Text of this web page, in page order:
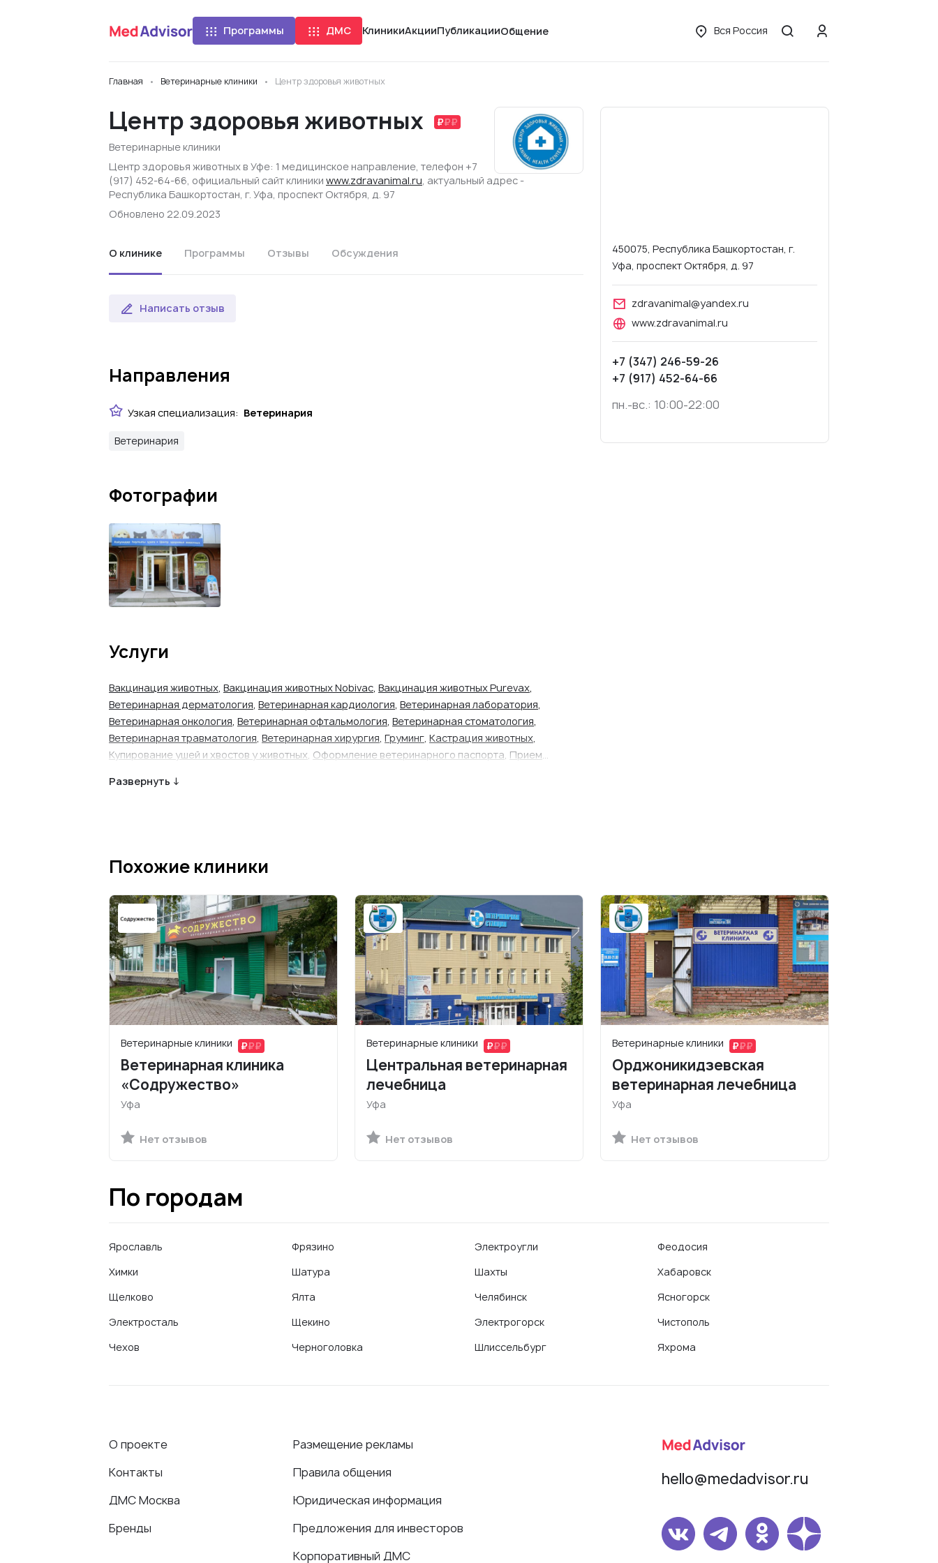
Программы ДМС КлиникиАкцииПубликацииОбщение Вся Россия
Главная Ветеринарные клиники Центр здоровья животных
Центр здоровья животных
Ветеринарные клиники
Центр здоровья животных в Уфе: 1 медицинское направление, телефон +7
(917) 452-64-66, официальный сайт клиники www.zdravanimal.ru, актуальный адрес -
Республика Башкортостан, г. Уфа, проспект Октября, д. 97
Обновлено 22.09.2023
О клинике Программы Отзывы Обсуждения
Написать отзыв
Направления
Узкая специализация: Ветеринария
Ветеринария
Фотографии
Услуги
Вакцинация животных, Вакцинация животных Nobivac, Вакцинация животных Purevax,
Ветеринарная дерматология, Ветеринарная кардиология, Ветеринарная лаборатория,
Ветеринарная онкология, Ветеринарная офтальмология, Ветеринарная стоматология,
Ветеринарная травматология, Ветеринарная хирургия, Груминг, Кастрация животных,
Купирование ушей и хвостов у животных, Оформление ветеринарного паспорта, Прием
животных, УЗИ животных
Развернуть ↓
450075, Республика Башкортостан, г.
Уфа, проспект Октября, д. 97
zdravanimal@yandex.ru
www.zdravanimal.ru
+7 (347) 246-59-26
+7 (917) 452-64-66
пн.-вс.: 10:00-22:00
Похожие клиники
Ветеринарные клиники
Ветеринарная клиника
«Содружество»
Уфа
Нет отзывов
Ветеринарные клиники
Центральная ветеринарная
лечебница
Уфа
Нет отзывов
Ветеринарные клиники
Орджоникидзевская
ветеринарная лечебница
Уфа
Нет отзывов
По городам
Ярославль
Химки
Щелково
Электросталь
Чехов
Фрязино
Шатура
Ялта
Щекино
Черноголовка
Электроугли
Шахты
Челябинск
Электрогорск
Шлиссельбург
Феодосия
Хабаровск
Ясногорск
Чистополь
Яхрома
О проекте
Контакты
ДМС Москва
Бренды
Размещение рекламы
Правила общения
Юридическая информация
Предложения для инвесторов
Корпоративный ДМС
hello@medadvisor.ru